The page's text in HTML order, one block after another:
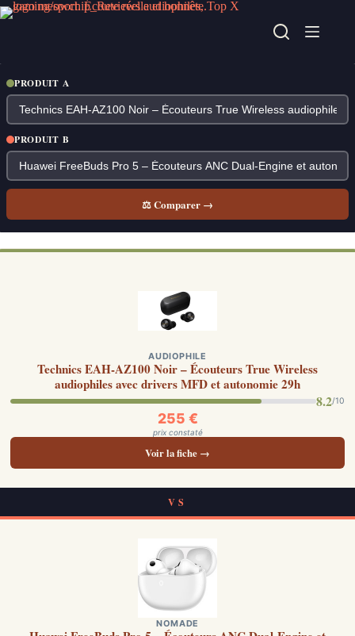
Passer
au
PRODUIT A
PRODUIT B
⚖ Comparer →
AUDIOPHILE
Technics EAH-AZ100 Noir – Écouteurs True Wireless
audiophiles avec drivers MFD et autonomie 29h
8.2/10
255 €
prix constaté
Voir la fiche →
VS
NOMADE